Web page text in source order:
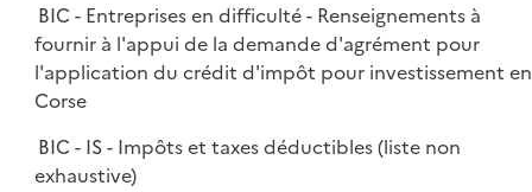
BIC - Entreprises en difficulté - Renseignements à
fournir à l'appui de la demande d'agrément pour
l'application du crédit d'impôt pour investissement en
Corse
BIC - IS - Impôts et taxes déductibles (liste non
exhaustive)